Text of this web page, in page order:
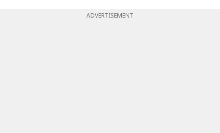
ADVERTISEMENT